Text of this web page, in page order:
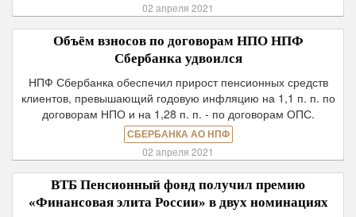
02 апреля 2021
Объём взносов по договорам НПО НПФ
Сбербанка удвоился
НПФ Сбербанка обеспечил прирост пенсионных средств
клиентов, превышающий годовую инфляцию на 1,1 п. п. по
договорам НПО и на 1,28 п. п. - по договорам ОПС.
СБЕРБАНКА АО НПФ
02 апреля 2021
ВТБ Пенсионный фонд получил премию
«Финансовая элита России» в двух номинациях